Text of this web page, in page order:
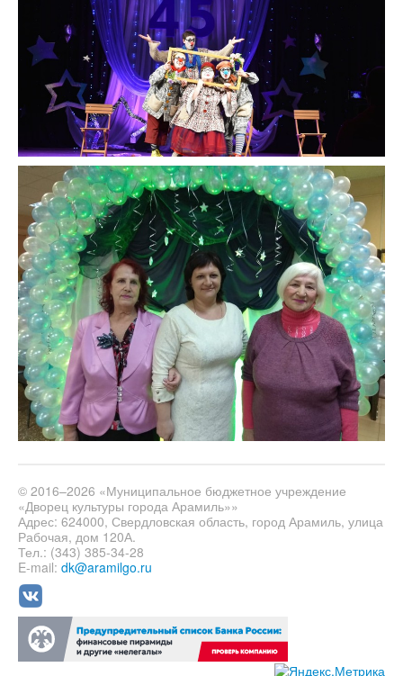
© 2016–2026 «Муниципальное бюджетное учреждение
«Дворец культуры города Арамиль»»
Адрес: 624000, Свердловская область, город Арамиль, улица
Рабочая, дом 120А.
Тел.: (343) 385-34-28
E-mail: dk@aramilgo.ru